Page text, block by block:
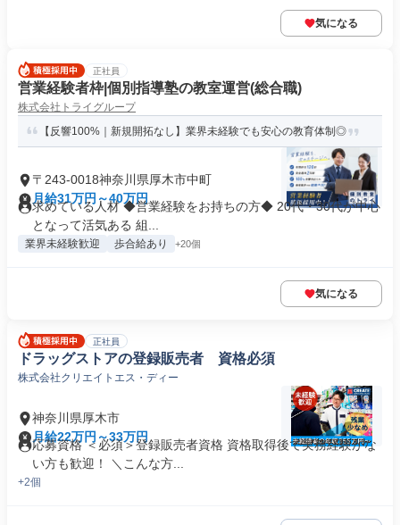
気になる
正社員
営業経験者枠|個別指導塾の教室運営(総合職)
株式会社トライグループ
【反響100%｜新規開拓なし】業界未経験でも安心の教育体制◎
〒243-0018神奈川県厚木市中町
月給31万円～40万円
求めている人材 ◆営業経験をお持ちの方◆ 20代・30代が中心
となって活気ある 組...
業界未経験歓迎 歩合給あり +20個
気になる
正社員
ドラッグストアの登録販売者 資格必須
株式会社クリエイトエス・ディー
神奈川県厚木市
月給22万円～33万円
応募資格 ＜必須＞登録販売者資格 資格取得後で実務経験がな
い方も歓迎！ ＼こんな方...
+2個